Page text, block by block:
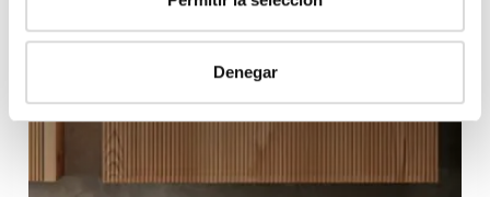
Denegar